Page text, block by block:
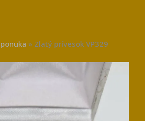
» Zlatý prívesok VP329